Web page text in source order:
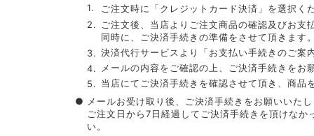
1.
ご注文時に「クレジットカード決済」を選択く
2.
ご注文後、当店よりご注文商品の確認及びお
同時に、ご決済手続きの準備をさせて頂きます
3. 決済代行サービスより「お支払い手続きのご案
4.
メールの内容をご確認の上、ご決済手続きをお
5. 当店にてご決済手続きを確認させて頂き、商品
● メールお受け取り後、ご決済手続きをお願いいた
ご注文日から7日経過してご決済手続きを頂けな
い。